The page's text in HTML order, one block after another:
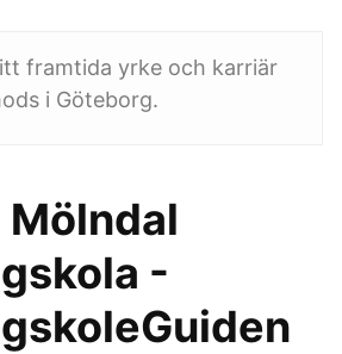
framtida yrke och karriär
i Göteborg.
Mölndal
-